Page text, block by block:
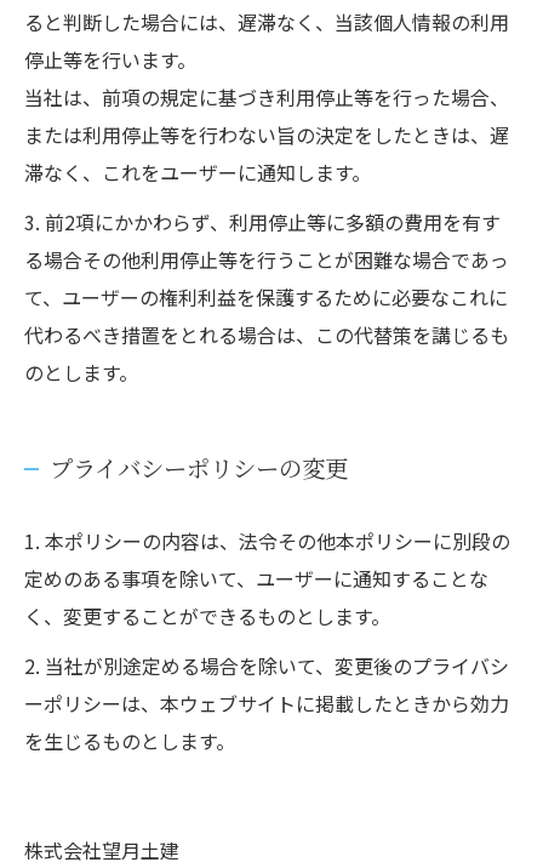
ると判断した場合には、遅滞なく、当該個人情報の利用
停止等を行います。
当社は、前項の規定に基づき利用停止等を行った場合、
または利用停止等を行わない旨の決定をしたときは、遅
滞なく、これをユーザーに通知します。
3. 前2項にかかわらず、利用停止等に多額の費用を有す
る場合その他利用停止等を行うことが困難な場合であっ
て、ユーザーの権利利益を保護するために必要なこれに
代わるべき措置をとれる場合は、この代替策を講じるも
のとします。
プライバシーポリシーの変更
1. 本ポリシーの内容は、法令その他本ポリシーに別段の
定めのある事項を除いて、ユーザーに通知することな
く、変更することができるものとします。
2. 当社が別途定める場合を除いて、変更後のプライバシ
ーポリシーは、本ウェブサイトに掲載したときから効力
を生じるものとします。
株式会社望月土建